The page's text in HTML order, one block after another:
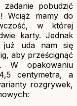
pobudzić
Wciąż mamy do
w której
karty. Jednak
już uda nam się
aby prześcignąć
W opakowaniu
centymetra, a
rozgrywek,